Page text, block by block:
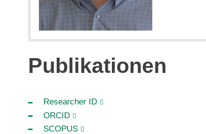
Publikationen
Researcher ID
ORCID
SCOPUS